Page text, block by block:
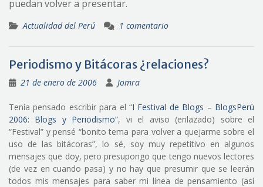
puedan volver a presentar.
Actualidad del Perú 1 comentario
Periodismo y Bitácoras ¿relaciones?
21 de enero de 2006 Jomra
Tenía pensado escribir para el “I Festival de Blogs – BlogsPerú
2006: Blogs y Periodismo”, vi el aviso (enlazado) sobre el
“Festival” y pensé “bonito tema para volver a quejarme sobre el
uso de las bitácoras”, lo sé, soy muy repetitivo en algunos
mensajes que doy, pero presupongo que tengo nuevos lectores
(de vez en cuando pasa) y no hay que presumir que se leerán
todos mis mensajes para saber mi línea de pensamiento (así